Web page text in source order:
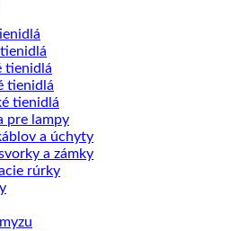
tienidlá
tienidlá
tienidlá
pre lampy
a úchyty
a zámky
rúrky